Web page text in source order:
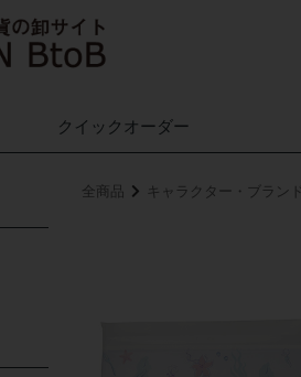
クイック オーダー
全商品 キャラクター・ブランド